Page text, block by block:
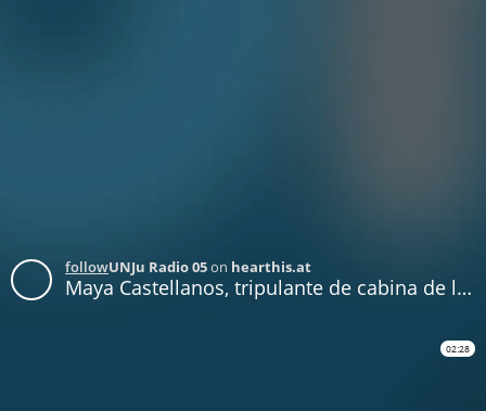
followUNJu Radio 05on hearthis.at
Maya Castellanos, tripulante de cabina de la Aerolínea Boliviana de Aviación
02:28